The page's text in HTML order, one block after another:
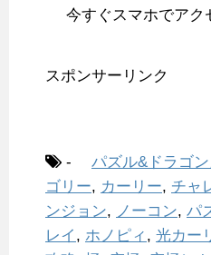
今すぐスマホでア
スポンサーリンク
- パズル&ドラゴ
ゴリー, カーリー, チャ
ンジョン, ノーコン, パ
レイ , ホノピィ , 光カー